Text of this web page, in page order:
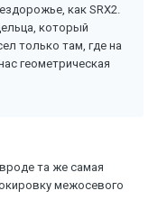
как SRX2.
который
только там, где на
геометрическая
та же самая
межосевого